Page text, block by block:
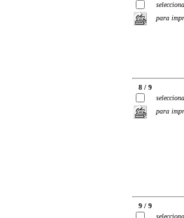
selecciona
para
8 / 9
selecciona
para
9 / 9
selecciona